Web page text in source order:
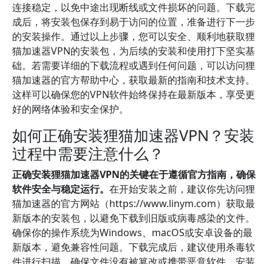
连接稳定，以免中途出现断线或文件损坏的问题。下载完
成后，将安装包保存到易于访问的位置，准备进行下一步
的安装操作。通过以上步骤，您可以安全、顺利地获取狸
猫加速器VPN的安装包，为后续的安装和使用打下坚实基
础。若需要详细的下载流程或遇到任何问题，可以访问狸
猫加速器的官方帮助中心，获取最新的指南和技术支持。
这样可以确保您的VPN软件始终保持在最新版本，享受更
好的网络体验和安全保护。
如何正确安装狸猫加速器VPN？安装
过程中需要注意什么？
正确安装狸猫加速器VPN的关键在于遵循官方指南，确保
软件安全与稳定运行。 在开始安装之前，建议你先访问狸
猫加速器的官方网站（https://www.linym.com）获取最
新版本的安装包，以避免下载到旧版或病毒感染的文件。
确保你的操作系统为Windows、macOS或安卓设备的最
新版本，避免兼容性问题。下载完成后，建议使用杀毒软